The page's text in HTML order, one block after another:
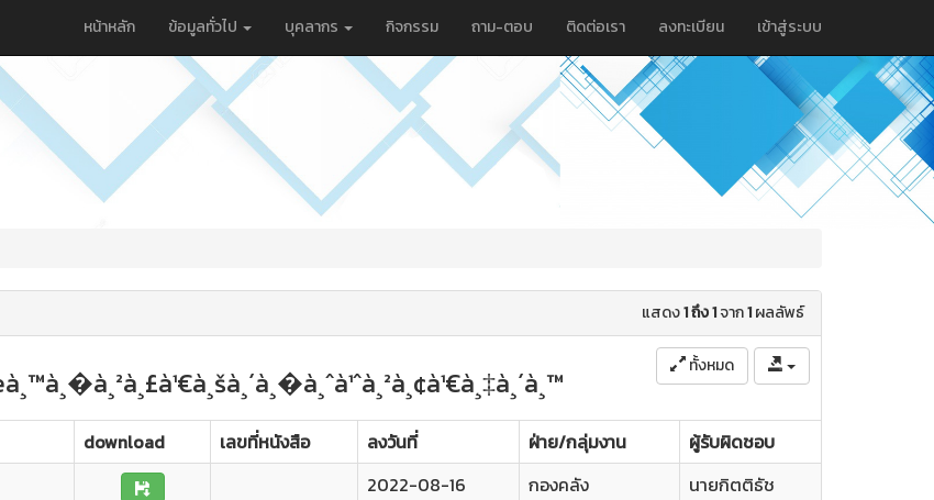
หน้าหลัก ข้อมูลทั่วไป บุคลากร กิจกรรม ถาม-ตอบ ติดต่อเรา ลงทะเบียน เข้าสู่ระบบ
แสดง1 ถึง 1จาก1ผลลัพธ์
ทั้งหมด
download เลขที่หนังสือ ลงวันที่ ฝ่าย/กลุ่มงาน
ผู้รับผิดชอบ
2022-08-16 กองคลัง นายกิตติธัช